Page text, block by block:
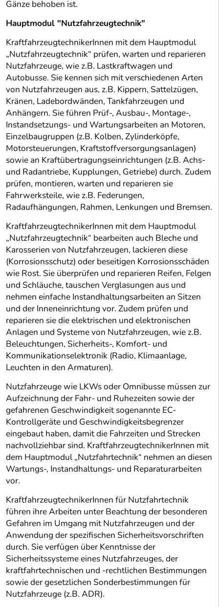
Gänze behoben ist.
Hauptmodul "Nutzfahrzeugtechnik"
KraftfahrzeugtechnikerInnen mit dem Hauptmodul
„Nutzfahrzeugtechnik“ prüfen, warten und reparieren
Nutzfahrzeuge, wie z.B. Lastkraftwagen und
Autobusse. Sie kennen sich mit verschiedenen Arten
von Nutzfahrzeugen aus, z.B. Kippern, Sattelzügen,
Kränen, Ladebordwänden, Tankfahrzeugen und
Anhängern. Sie führen Prüf-, Ausbau-, Montage-,
Instandsetzungs- und Wartungsarbeiten an Motoren,
Einzelbaugruppen (z.B. Kolben, Zylinderköpfe,
Motorsteuerungen, Kraftstoffversorgungsanlagen)
sowie an Kraftübertragungseinrichtungen (z.B. Achs-
und Radantriebe, Kupplungen, Getriebe) durch. Zudem
prüfen, montieren, warten und reparieren sie
Fahrwerksteile, wie z.B. Federungen,
Radaufhängungen, Rahmen, Lenkungen und Bremsen.
KraftfahrzeugtechnikerInnen mit dem Hauptmodul
„Nutzfahrzeugtechnik“ bearbeiten auch Bleche und
Karosserien von Nutzfahrzeugen, lackieren diese
(Korrosionsschutz) oder beseitigen Korrosionsschäden
wie Rost. Sie überprüfen und reparieren Reifen, Felgen
und Schläuche, tauschen Verglasungen aus und
nehmen einfache Instandhaltungsarbeiten an Sitzen
und der Inneneinrichtung vor. Zudem prüfen und
reparieren sie die elektrischen und elektronischen
Anlagen und Systeme von Nutzfahrzeugen, wie z.B.
Beleuchtungen, Sicherheits-, Komfort- und
Kommunikationselektronik (Radio, Klimaanlage,
Leuchten in den Armaturen).
Nutzfahrzeuge wie LKWs oder Omnibusse müssen zur
Aufzeichnung der Fahr- und Ruhezeiten sowie der
gefahrenen Geschwindigkeit sogenannte EC-
Kontrollgeräte und Geschwindigkeitsbegrenzer
eingebaut haben, damit die Fahrzeiten und Strecken
nachvollziehbar sind. KraftfahrzeugtechnikerInnen mit
dem Hauptmodul „Nutzfahrtechnik“ nehmen an diesen
Wartungs-, Instandhaltungs- und Reparaturarbeiten
vor.
KraftfahrzeugtechnikerInnen für Nutzfahrtechnik
führen ihre Arbeiten unter Beachtung der besonderen
Gefahren im Umgang mit Nutzfahrzeugen und der
Anwendung der spezifischen Sicherheitsvorschriften
durch. Sie verfügen über Kenntnisse der
Sicherheitssysteme eines Nutzfahrzeuges, der
kraftfahrtechnischen und -rechtlichen Bestimmungen
sowie der gesetzlichen Sonderbestimmungen für
Nutzfahrzeuge (z.B. ADR).